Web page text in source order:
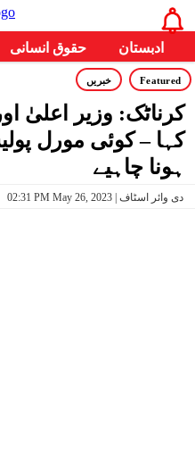
حقوق انسانی ادبستان
Featured خبریں
کرناٹک: وزیر اعلیٰ
کہا – کوئی مورل
ہونا چاہیے
02:31 PM May 26, 2023 | دی وائر اسٹاف